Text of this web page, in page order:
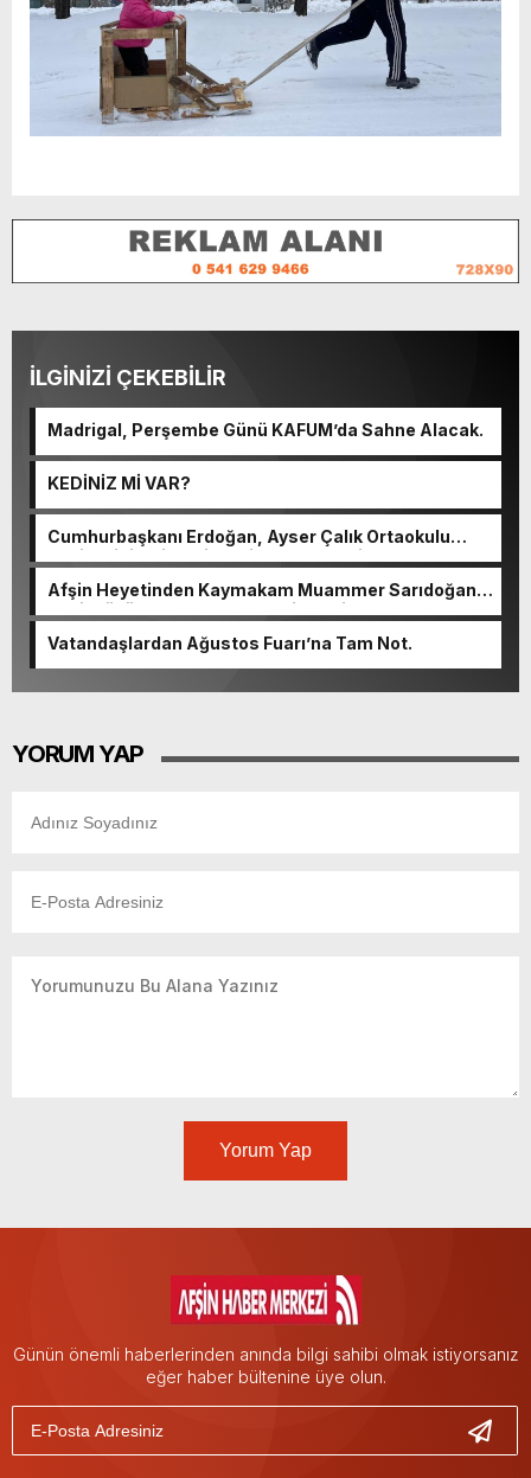
İLGİNİZİ ÇEKEBİLİR
Madrigal, Perşembe Günü KAFUM’da Sahne Alacak.
KEDİNİZ Mİ VAR?
Cumhurbaşkanı Erdoğan, Ayser Çalık Ortaokulu
Şehitlerinin Aileleriyle Bir Araya Geldi.
Afşin Heyetinden Kaymakam Muammer Sarıdoğan’a
Beşikdüzü’nde hayırlı olsun ziyareti.
Vatandaşlardan Ağustos Fuarı’na Tam Not.
YORUM YAP
Yorum Yap
Günün önemli haberlerinden anında bilgi sahibi olmak istiyorsanız
eğer haber bültenine üye olun.